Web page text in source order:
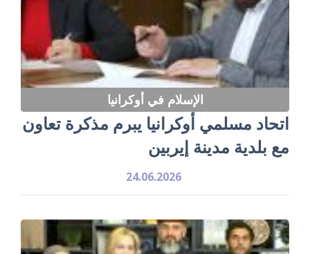
الإسلام في أوكرانيا
اتحاد مسلمي أوكرانيا يبرم مذكرة تعاون
مع بلدية مدينة إيربين
24.06.2026